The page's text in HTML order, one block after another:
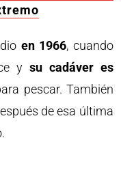
en 1966, cuando
ysu cadáver es
pescar. También
de esa última